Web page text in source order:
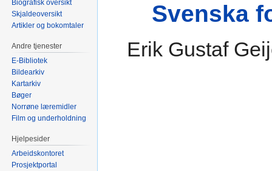
Svenska
Erik Gustaf
Biografisk oversikt
Skjaldeoversikt
Artikler og bokomtaler
Andre tjenester
E-Bibliotek
Bildearkiv
Kartarkiv
Bøger
Norrøne læremidler
Film og underholdning
Hjelpesider
Arbeidskontoret
Prosjektportal